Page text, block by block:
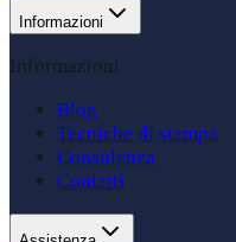
Informazioni
Informazioni
Blog
Tecniche di stampa
Consulenza
Contatti